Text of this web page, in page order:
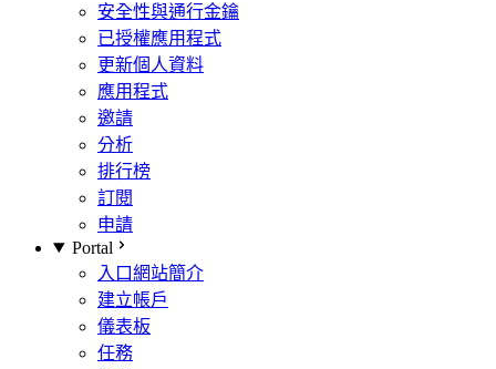
安全性與通行金鑰
已授權應用程式
更新個人資料
應用程式
邀請
分析
排行榜
訂閱
申請
Portal
入口網站簡介
建立帳戶
儀表板
任務